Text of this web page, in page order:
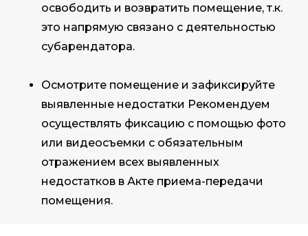
освободить и возвратить помещение, т.к.
это напрямую связано с деятельностью
субарендатора.
Осмотрите помещение и зафиксируйте
выявленные недостатки Рекомендуем
осуществлять фиксацию с помощью фото
или видеосъемки с обязательным
отражением всех выявленных
недостатков в Акте приема-передачи
помещения.